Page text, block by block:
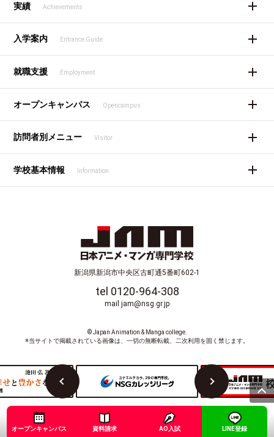
実績 Achievements
入学案内 Entrance Guide
就職支援 Employment
オープンキャンパス Opencampus
訪問者別メニュー Visitor
学校基本情報 Information
新潟県新潟市中央区古町通5番町602-1
tel 0120-964-308
mail jam@nsg.gr.jp
© Japan Animation & Manga college.
※当サイトで掲載されている画像は、一切の無断転載、二次利用を固く禁じます。
オープンキャンパス 資料請求 AO入試 LINE登録